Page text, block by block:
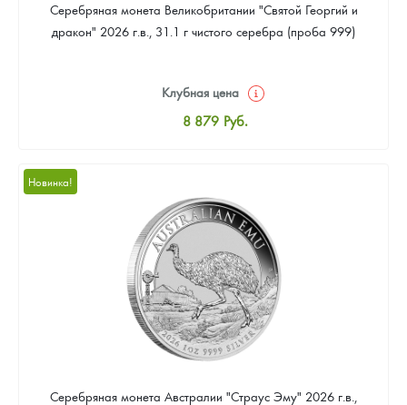
Серебряная монета Великобритании "Святой Георгий и
дракон" 2026 г.в., 31.1 г чистого серебра (проба 999)
Клубная цена
8 879 Руб.
Цена выкупа
Звоните
Новинка!
Серебряная монета Австралии "Страус Эму" 2026 г.в.,